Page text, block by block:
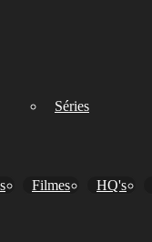
Séries
Filmes HQ's